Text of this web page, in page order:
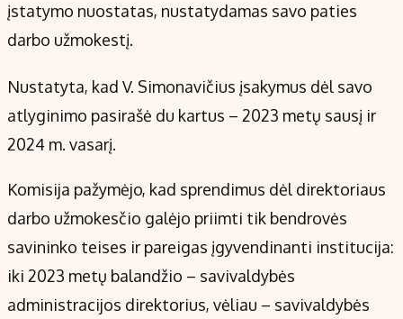
Indėlių palūkanos
įstatymo nuostatas, nustatydamas savo paties
darbo užmokestį.
Nustatyta, kad V. Simonavičius įsakymus dėl savo
atlyginimo pasirašė du kartus – 2023 metų sausį ir
2024 m. vasarį.
Komisija pažymėjo, kad sprendimus dėl direktoriaus
darbo užmokesčio galėjo priimti tik bendrovės
savininko teises ir pareigas įgyvendinanti institucija:
iki 2023 metų balandžio – savivaldybės
administracijos direktorius, vėliau – savivaldybės